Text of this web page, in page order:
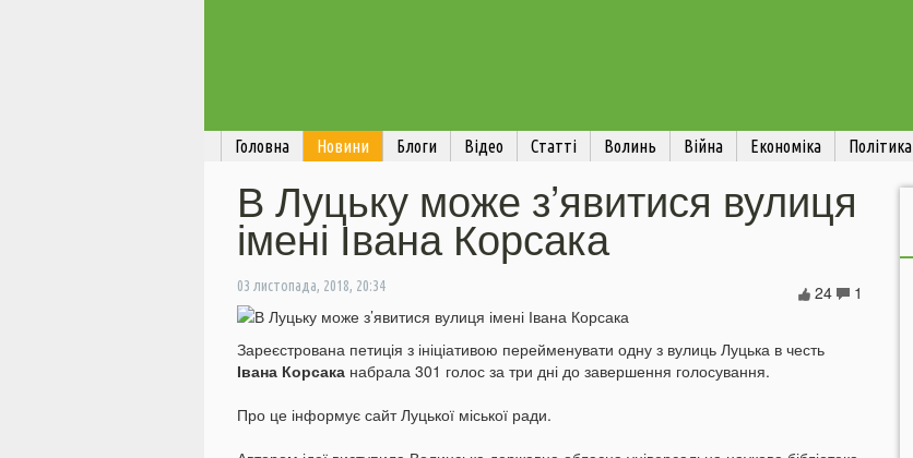
Головна Новини Блоги Відео Статті Волинь Війна Економіка Політика
В Луцьку може з’явитися вулиця
імені Івана Корсака
03 листопада, 2018, 20:34 1
24
Зареєстрована петиція з ініціативою перейменувати одну з вулиць Луцька в честь
Івана Корсака набрала 301 голос за три дні до завершення голосування.
Про це інформує сайт Луцької міської ради.